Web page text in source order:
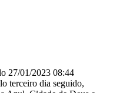
27/01/2023 08:44
terceiro dia seguido,